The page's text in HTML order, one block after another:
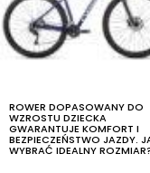
ROWER DOPASOWANY DO
WZROSTU DZIECKA
GWARANTUJE KOMFORT I
BEZPIECZEŃSTWO JAZDY.
WYBRAĆ IDEALNY